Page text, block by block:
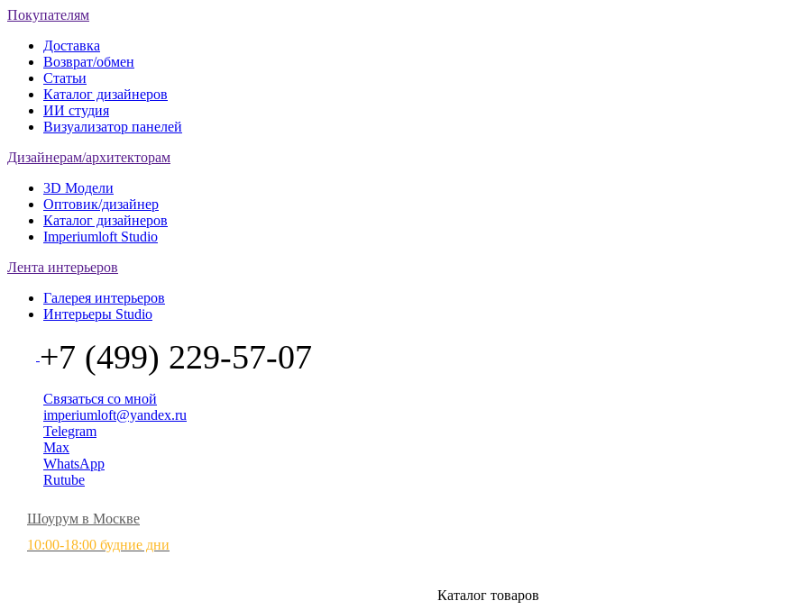
Покупателям
Доставка
Возврат/обмен
Статьи
Каталог дизайнеров
ИИ студия
Визуализатор панелей
Дизайнерам/архитекторам
3D Модели
Оптовик/дизайнер
Каталог дизайнеров
Imperiumloft Studio
Лента интерьеров
Галерея интерьеров
Интерьеры Studio
+7 (499) 229-57-07
Связаться со мной
imperiumloft@yandex.ru
Telegram
Max
WhatsApp
Rutube
Шоурум в Москве
10:00-18:00 будние дни
Каталог товаров